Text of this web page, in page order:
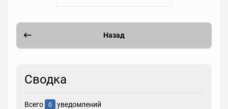
Назад
Сводка
Всего 0 уведомлений